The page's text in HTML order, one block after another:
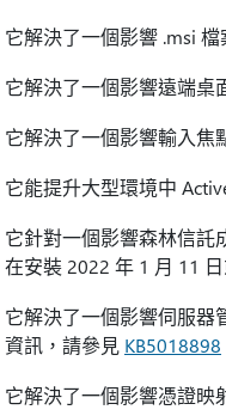
它解決了一個影響 .msi
它解決了一個影響遠端桌
它解決了一個影響輸入焦
它能提升大型環境中
它針對一個影響森林信託
在安裝 2022 年 1 月 11
它解決了一個影響伺服器
資訊，請參見 KB5018898
它解決了一個影響憑證映